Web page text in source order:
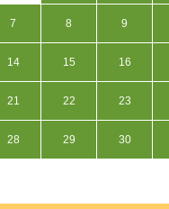
7 8 9
14 15 16
21 22 23
28 29 30